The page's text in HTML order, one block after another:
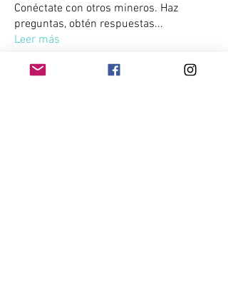
Conéctate con otros mineros. Haz
preguntas, obtén respuestas...
Leer más